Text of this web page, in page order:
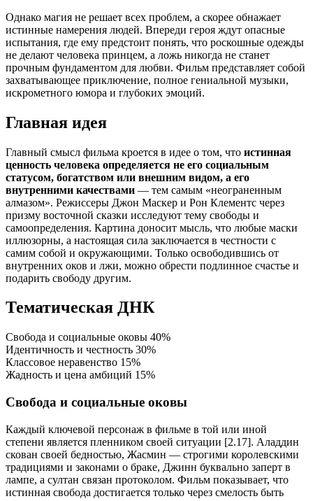
Однако магия не решает всех проблем, а скорее обнажает
истинные намерения людей. Впереди героя ждут опасные
испытания, где ему предстоит понять, что роскошные одежды
не делают человека принцем, а ложь никогда не станет
прочным фундаментом для любви. Фильм представляет собой
захватывающее приключение, полное гениальной музыки,
искрометного юмора и глубоких эмоций.
Главная идея
Главный смысл фильма кроется в идее о том, что истинная
ценность человека определяется не его социальным
статусом, богатством или внешним видом, а его
внутренними качествами — тем самым «неограненным
алмазом». Режиссеры Джон Маскер и Рон Клементс через
призму восточной сказки исследуют тему свободы и
самоопределения. Картина доносит мысль, что любые маски
иллюзорны, а настоящая сила заключается в честности с
самим собой и окружающими. Только освободившись от
внутренних оков и лжи, можно обрести подлинное счастье и
подарить свободу другим.
Тематическая ДНК
Свобода и социальные оковы 40%
Идентичность и честность 30%
Классовое неравенство 15%
Жадность и цена амбиций 15%
Свобода и социальные оковы
Каждый ключевой персонаж в фильме в той или иной
степени является пленником своей ситуации [2.17]. Аладдин
скован своей бедностью, Жасмин — строгими королевскими
традициями и законами о браке, Джинн буквально заперт в
лампе, а султан связан протоколом. Фильм показывает, что
истинная свобода достигается только через смелость быть